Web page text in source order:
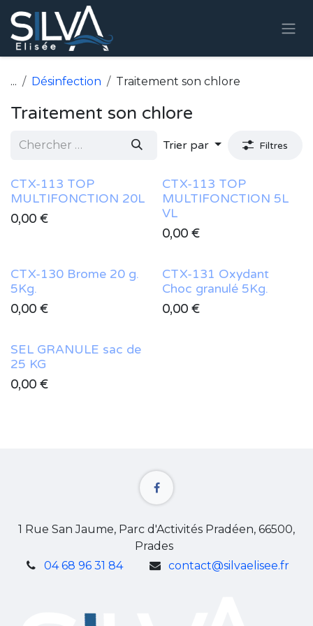
Se rendre au contenu
... Désinfection Traitement son chlore
Traitement son chlore
Trier par Filtres
CTX-113 TOP
MULTIFONCTION 20L
0,00 €
CTX-113 TOP
MULTIFONCTION 5L
VL
0,00€
CTX-130 Brome 20 g.
5Kg.
0,00 €
CTX-131 Oxydant
Choc granulé 5Kg.
0,00€
SEL GRANULE sac de
25 KG
0,00 €
1 Rue San Jaume, Parc d'Activités Pradéen, 66500,
Prades
04 68 96 31 84
contact@silvaelisee.fr